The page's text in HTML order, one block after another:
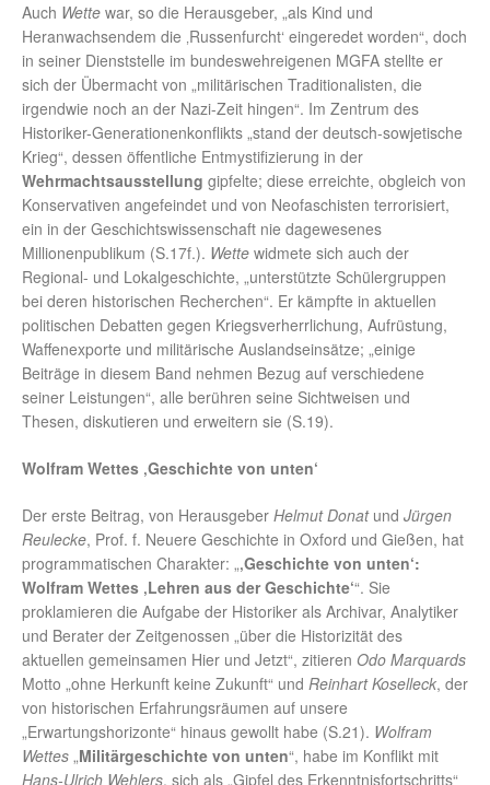
Auch Wette war, so die Herausgeber, „als Kind und
Heranwachsendem die ‚Russenfurcht‘ eingeredet worden“, doch
in seiner Dienststelle im bundeswehreigenen MGFA stellte er
sich der Übermacht von „militärischen Traditionalisten, die
irgendwie noch an der Nazi-Zeit hingen“. Im Zentrum des
Historiker-Generationenkonflikts „stand der deutsch-sowjetische
Krieg“, dessen öffentliche Entmystifizierung in der
Wehrmachtsausstellung gipfelte; diese erreichte, obgleich von
Konservativen angefeindet und von Neofaschisten terrorisiert,
ein in der Geschichtswissenschaft nie dagewesenes
Millionenpublikum (S.17f.). Wette widmete sich auch der
Regional- und Lokalgeschichte, „unterstützte Schülergruppen
bei deren historischen Recherchen“. Er kämpfte in aktuellen
politischen Debatten gegen Kriegsverherrlichung, Aufrüstung,
Waffenexporte und militärische Auslandseinsätze; „einige
Beiträge in diesem Band nehmen Bezug auf verschiedene
seiner Leistungen“, alle berühren seine Sichtweisen und
Thesen, diskutieren und erweitern sie (S.19).
Wolfram Wettes ‚Geschichte von unten‘
Der erste Beitrag, von Herausgeber Helmut Donatund Jürgen
Reulecke, Prof. f. Neuere Geschichte in Oxford und Gießen, hat
programmatischen Charakter: „‚Geschichte von unten‘:
Wolfram Wettes ‚Lehren aus der Geschichte‘“. Sie
proklamieren die Aufgabe der Historiker als Archivar, Analytiker
und Berater der Zeitgenossen „über die Historizität des
aktuellen gemeinsamen Hier und Jetzt“, zitieren Odo Marquards
Motto „ohne Herkunft keine Zukunft“ und Reinhart Koselleck, der
von historischen Erfahrungsräumen auf unsere
„Erwartungshorizonte“ hinaus gewollt habe (S.21). Wolfram
Wettes „Militärgeschichte von unten“, habe im Konflikt mit
Hans-Ulrich Wehlers, sich als „Gipfel des Erkenntnisfortschritts“